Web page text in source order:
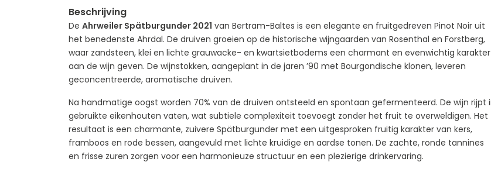
Beschrijving
De Ahrweiler Spätburgunder 2021 van Bertram-Baltes is een elegante en fruitgedreven Pinot Noir uit
het benedenste Ahrdal. De druiven groeien op de historische wijngaarden van Rosenthal en Forstberg,
waar zandsteen, klei en lichte grauwacke- en kwartsietbodems een charmant en evenwichtig karakter
aan de wijn geven. De wijnstokken, aangeplant in de jaren ’90 met Bourgondische klonen, leveren
geconcentreerde, aromatische druiven.
Na handmatige oogst worden 70% van de druiven ontsteeld en spontaan gefermenteerd. De wijn rijpt
gebruikte eikenhouten vaten, wat subtiele complexiteit toevoegt zonder het fruit te overweldigen. Het
resultaat is een charmante, zuivere Spätburgunder met een uitgesproken fruitig karakter van kers,
framboos en rode bessen, aangevuld met lichte kruidige en aardse tonen. De zachte, ronde tannines
en frisse zuren zorgen voor een harmonieuze structuur en een plezierige drinkervaring.